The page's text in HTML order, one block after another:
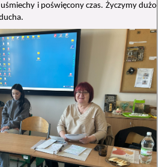
i poświęcony czas. Życzymy dużo